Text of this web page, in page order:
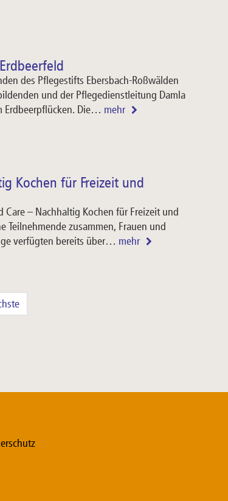
des Pflegestifts Ebersbach-Roßwälden
und der Pflegedienstleitung Damla
Erdbeerpflücken. Die… mehr
Kochen für Freizeit und
Care – Nachhaltig Kochen für Freizeit und
Teilnehmende zusammen, Frauen und
verfügten bereits über… mehr